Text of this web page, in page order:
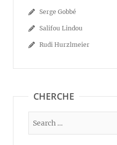
Serge Gobbé
Salifou Lindou
Rudi Hurzlmeier
CHERCHE